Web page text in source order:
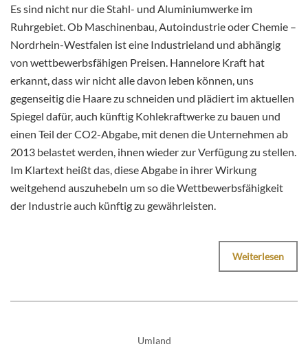
Es sind nicht nur die Stahl- und Aluminiumwerke im
Ruhrgebiet. Ob Maschinenbau, Autoindustrie oder Chemie –
Nordrhein-Westfalen ist eine Industrieland und abhängig
von wettbewerbsfähigen Preisen. Hannelore Kraft hat
erkannt, dass wir nicht alle davon leben können, uns
gegenseitig die Haare zu schneiden und plädiert im aktuellen
Spiegel dafür, auch künftig Kohlekraftwerke zu bauen und
einen Teil der CO2-Abgabe, mit denen die Unternehmen ab
2013 belastet werden, ihnen wieder zur Verfügung zu stellen.
Im Klartext heißt das, diese Abgabe in ihrer Wirkung
weitgehend auszuhebeln um so die Wettbewerbsfähigkeit
der Industrie auch künftig zu gewährleisten.
Weiterlesen
Umland